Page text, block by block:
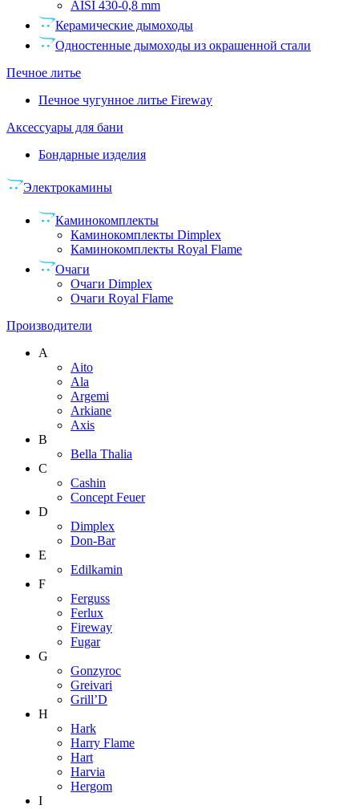
AISI 430-0,8 mm
Керамические дымоходы
Одностенные дымоходы из окрашенной стали
Печное литье
Печное чугунное литье Fireway
Аксессуары для бани
Бондарные изделия
Электрокамины
Каминокомплекты
Каминокомплекты Dimplex
Каминокомплекты Royal Flame
Очаги
Очаги Dimplex
Очаги Royal Flame
Производители
A
Aito
Ala
Argemi
Arkiane
Axis
B
Bella Thalia
C
Cashin
Concept Feuer
D
Dimplex
Don-Bar
E
Edilkamin
F
Ferguss
Ferlux
Fireway
Fugar
G
Gonzyroc
Greivari
Grill’D
H
Hark
Harry Flame
Hart
Harvia
Hergom
I